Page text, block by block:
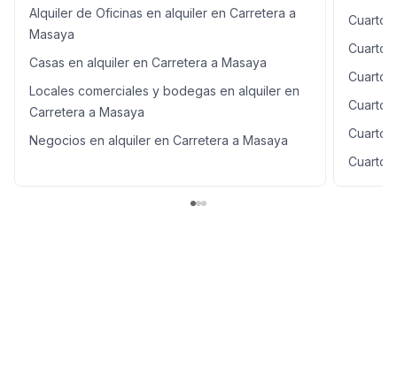
Alquiler de Oficinas en alquiler en Carretera a
Masaya
Casas en alquiler en Carretera a Masaya
Locales comerciales y bodegas en alquiler en
Carretera a Masaya
Negocios en alquiler en Carretera a Masaya